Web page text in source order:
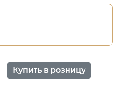
Купить в розницу